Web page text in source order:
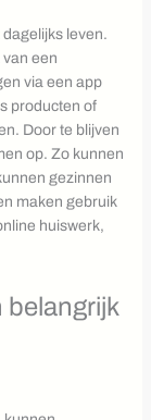
leven.
een
via een app
producten of
Door te blijven
op. Zo kunnen
gezinnen
maken gebruik
huiswerk,
belangrijk